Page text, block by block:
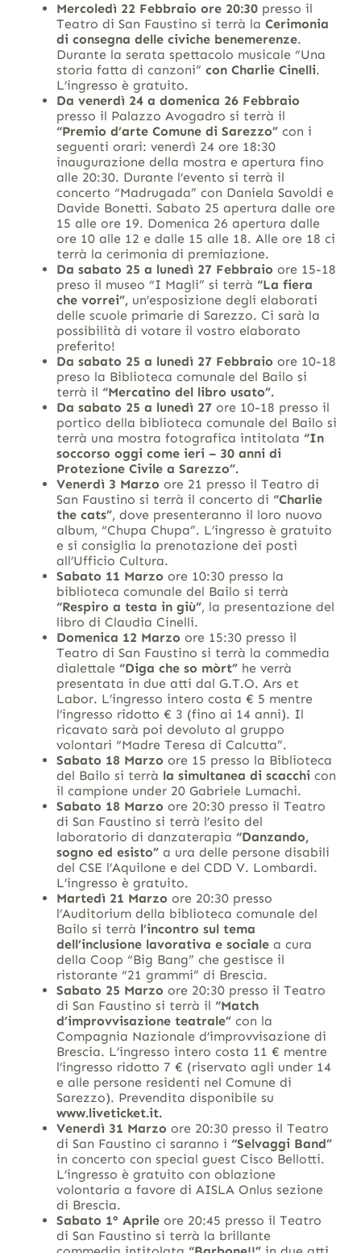
Mercoledì 22 Febbraio ore 20:30presso il
Teatro di San Faustino si terrà la Cerimonia
di consegna delle civiche benemerenze.
Durante la serata spettacolo musicale “Una
storia fatta di canzoni” con Charlie Cinelli.
L’ingresso è gratuito.
Da venerdì 24 a domenica 26 Febbraio
presso il Palazzo Avogadro si terrà il
“Premio d’arte Comune di Sarezzo”con i
seguenti orari: venerdì 24 ore 18:30
inaugurazione della mostra e apertura fino
alle 20:30. Durante l’evento si terrà il
concerto “Madrugada” con Daniela Savoldi e
Davide Bonetti. Sabato 25 apertura dalle ore
15 alle ore 19. Domenica 26 apertura dalle
ore 10 alle 12 e dalle 15 alle 18. Alle ore 18 ci
terrà la cerimonia di premiazione.
Da sabato 25 a lunedì 27 Febbraio ore 15-18
preso il museo “I Magli” si terrà “La fiera
che vorrei”, un’esposizione degli elaborati
delle scuole primarie di Sarezzo. Ci sarà la
possibilità di votare il vostro elaborato
preferito!
Da sabato 25 a lunedì 27 Febbraio ore 10-18
preso la Biblioteca comunale del Bailo si
terrà il “Mercatino del libro usato”.
Da sabato 25 a lunedì 27ore 10-18 presso il
portico della biblioteca comunale del Bailo si
terrà una mostra fotografica intitolata “In
soccorso oggi come ieri – 30 anni di
Protezione Civile a Sarezzo”.
Venerdì 3 Marzo ore 21 presso il Teatro di
San Faustino si terrà il concerto di “Charlie
the cats”, dove presenteranno il loro nuovo
album, “Chupa Chupa”. L’ingresso è gratuito
e si consiglia la prenotazione dei posti
all’Ufficio Cultura.
Sabato 11 Marzo ore 10:30 presso la
biblioteca comunale del Bailo si terrà
“Respiro a testa in giù”, la presentazione del
libro di Claudia Cinelli.
Domenica 12 Marzo ore 15:30 presso il
Teatro di San Faustino si terrà la commedia
dialettale “Diga che so mòrt”he verrà
presentata in due atti dal G.T.O. Ars et
Labor. L’ingresso intero costa € 5 mentre
l’ingresso ridotto € 3 (fino ai 14 anni). Il
ricavato sarà poi devoluto al gruppo
volontari “Madre Teresa di Calcutta”.
Sabato 18 Marzo ore 15 presso la Biblioteca
del Bailo si terrà la simultanea di scacchicon
il campione under 20 Gabriele Lumachi.
Sabato 18 Marzo ore 20:30 presso il Teatro
di San Faustino si terrà l’esito del
laboratorio di danzaterapia “Danzando,
sogno ed esisto”a ura delle persone disabili
del CSE l’Aquilone e del CDD V. Lombardi.
L’ingresso è gratuito.
Martedì 21 Marzo ore 20:30 presso
l’Auditorium della biblioteca comunale del
Bailo si terrà l’incontro sul tema
dell’inclusione lavorativa e socialea cura
della Coop “Big Bang” che gestisce il
ristorante “21 grammi” di Brescia.
Sabato 25 Marzo ore 20:30 presso il Teatro
di San Faustino si terrà il “Match
d’improvvisazione teatrale”con la
Compagnia Nazionale d’improvvisazione di
Brescia. L’ingresso intero costa 11 € mentre
l’ingresso ridotto 7 € (riservato agli under 14
e alle persone residenti nel Comune di
Sarezzo). Prevendita disponibile su
www.liveticket.it.
Venerdì 31 Marzo ore 20:30 presso il Teatro
di San Faustino ci saranno i “Selvaggi Band”
in concerto con special guest Cisco Bellotti.
L’ingresso è gratuito con oblazione
volontaria a favore di AISLA Onlus sezione
di Brescia.
Sabato 1° Aprileore 20:45 presso il Teatro
di San Faustino si terrà la brillante